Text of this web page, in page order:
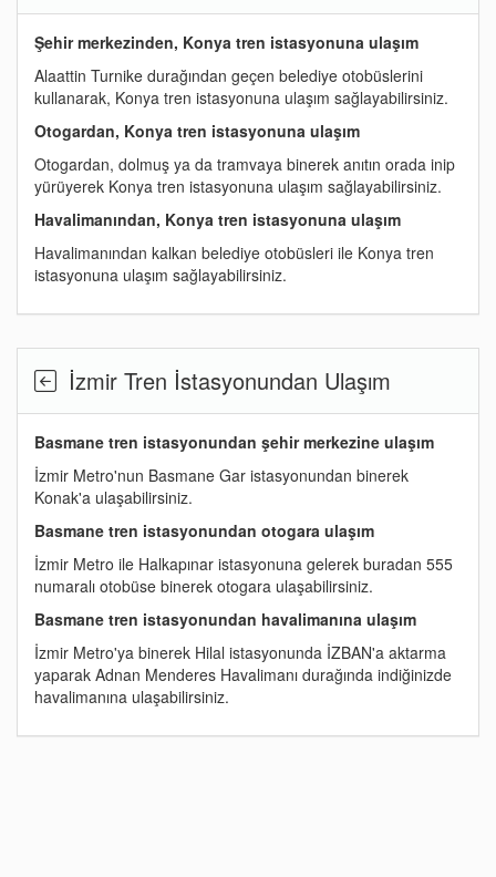
Şehir merkezinden, Konya tren istasyonuna ulaşım
Alaattin Turnike durağından geçen belediye otobüslerini
kullanarak, Konya tren istasyonuna ulaşım sağlayabilirsiniz.
Otogardan, Konya tren istasyonuna ulaşım
Otogardan, dolmuş ya da tramvaya binerek anıtın orada inip
yürüyerek Konya tren istasyonuna ulaşım sağlayabilirsiniz.
Havalimanından, Konya tren istasyonuna ulaşım
Havalimanından kalkan belediye otobüsleri ile Konya tren
istasyonuna ulaşım sağlayabilirsiniz.
İzmir Tren İstasyonundan Ulaşım
Basmane tren istasyonundan şehir merkezine ulaşım
İzmir Metro'nun Basmane Gar istasyonundan binerek
Konak'a ulaşabilirsiniz.
Basmane tren istasyonundan otogara ulaşım
İzmir Metro ile Halkapınar istasyonuna gelerek buradan 555
numaralı otobüse binerek otogara ulaşabilirsiniz.
Basmane tren istasyonundan havalimanına ulaşım
İzmir Metro'ya binerek Hilal istasyonunda İZBAN'a aktarma
yaparak Adnan Menderes Havalimanı durağında indiğinizde
havalimanına ulaşabilirsiniz.